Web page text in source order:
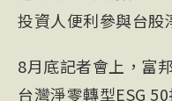
投資人便利參與台股
8月底記者會上，富
台灣淨零轉型ESG